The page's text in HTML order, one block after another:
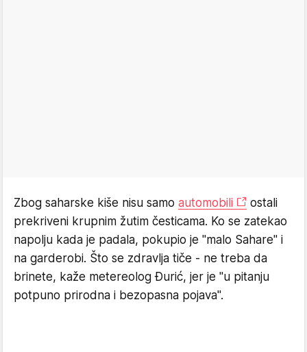
Zbog saharske kiše nisu samo automobili
ostali
prekriveni krupnim žutim česticama. Ko se zatekao
napolju kada je padala, pokupio je "malo Sahare" i
na garderobi. Što se zdravlja tiče - ne treba da
brinete, kaže metereolog Đurić, jer je "u pitanju
potpuno prirodna i bezopasna pojava".